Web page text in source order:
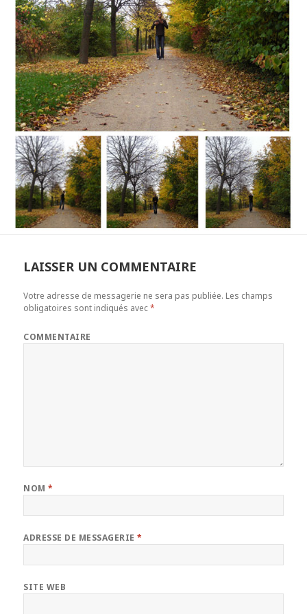
LAISSER UN COMMENTAIRE
Votre adresse de messagerie ne sera pas publiée. Les champs
obligatoires sont indiqués avec*
COMMENTAIRE
NOM*
ADRESSE DE MESSAGERIE*
SITE WEB